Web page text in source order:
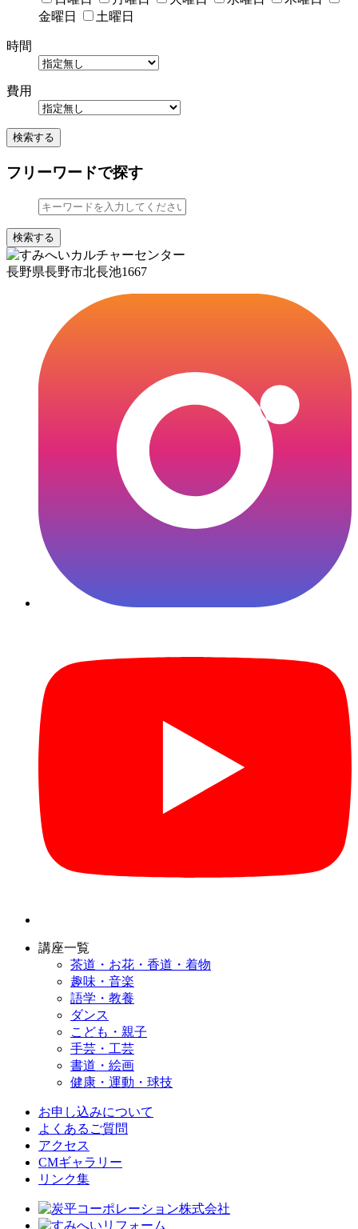
金曜日
土曜日
時間
費用
検索する
フリーワードで探す
検索する
長野県長野市北長池1667
講座一覧
茶道・お花・香道・着物
趣味・音楽
語学・教養
ダンス
こども・親子
手芸・工芸
書道・絵画
健康・運動・球技
お申し込みについて
よくあるご質問
アクセス
CMギャラリー
リンク集